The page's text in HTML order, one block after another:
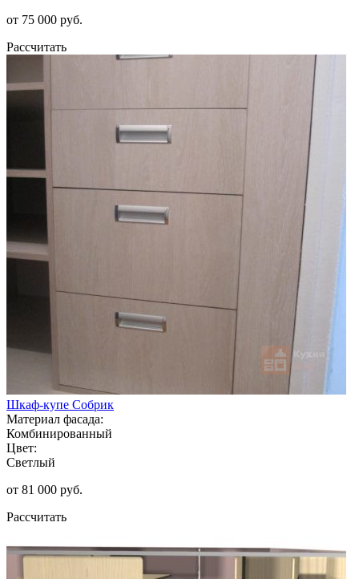
от 75 000 руб.
Рассчитать
Шкаф-купе Собрик
Материал фасада:
Комбинированный
Цвет:
Светлый
от 81 000 руб.
Рассчитать